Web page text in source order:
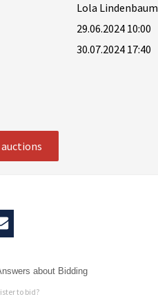
Lola Lindenbaum
29.06.2024 10:00
30.07.2024 17:40
about Bidding
to bid?